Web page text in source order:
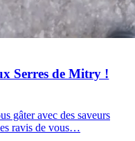
Serres de Mitry !
gâter avec des saveurs
ravis de vous…